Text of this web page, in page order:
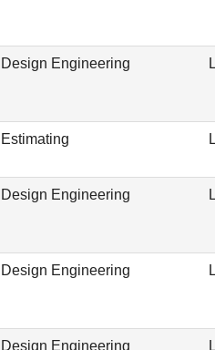
Design Engineering
Estimating
Design Engineering
Design Engineering
Design Engineering